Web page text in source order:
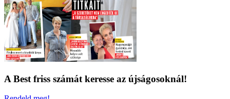
A Best friss számát keresse az újságosoknál!